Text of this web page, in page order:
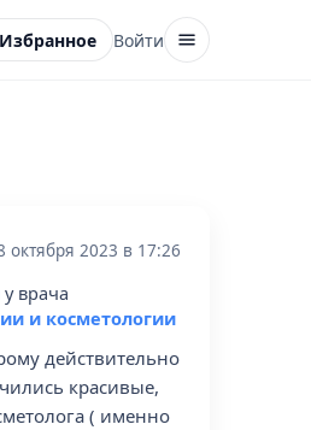
Избранное Войти
октября 2023 в 17:26
у врача
и косметологии
действительно
красивые,
( именно